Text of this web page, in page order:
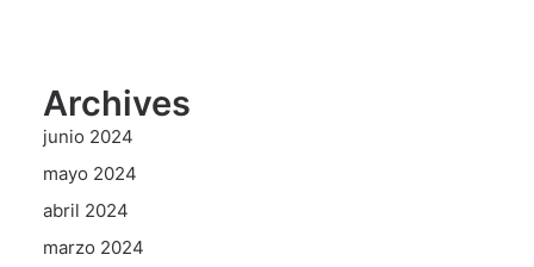
Archives
junio 2024
mayo 2024
abril 2024
marzo 2024